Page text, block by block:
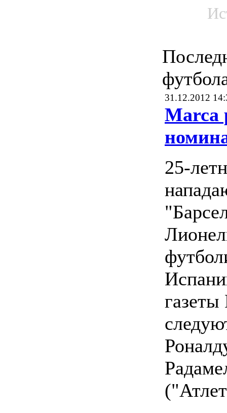
31.12.2012
Marca
25-